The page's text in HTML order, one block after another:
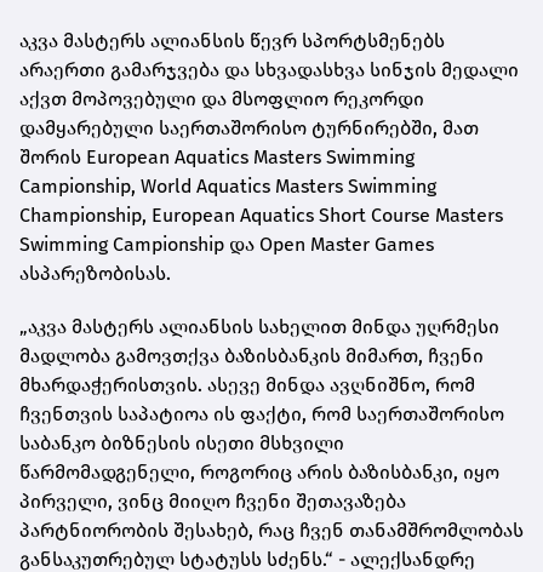
აკვა მასტერს ალიანსის წევრ სპორტსმენებს
არაერთი გამარჯვება და სხვადასხვა სინჯის მედალი
აქვთ მოპოვებული და მსოფლიო რეკორდი
დამყარებული საერთაშორისო ტურნირებში, მათ
შორის European Aquatics Masters Swimming
Campionship, World Aquatics Masters Swimming
Championship, European Aquatics Short Course Masters
Swimming Campionship და Open Master Games
ასპარეზობისას.
„აკვა მასტერს ალიანსის სახელით მინდა უღრმესი
მადლობა გამოვთქვა ბაზისბანკის მიმართ, ჩვენი
მხარდაჭერისთვის. ასევე მინდა ავღნიშნო, რომ
ჩვენთვის საპატიოა ის ფაქტი, რომ საერთაშორისო
საბანკო ბიზნესის ისეთი მსხვილი
წარმომადგენელი, როგორიც არის ბაზისბანკი, იყო
პირველი, ვინც მიიღო ჩვენი შეთავაზება
პარტნიორობის შესახებ, რაც ჩვენ თანამშრომლობას
განსაკუთრებულ სტატუსს სძენს.“ - ალექსანდრე